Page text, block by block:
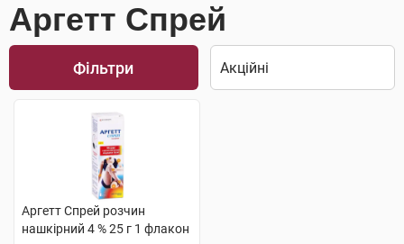
Аргетт Спрей
Фільтри
Аргетт Спрей розчин
нашкірний 4 % 25 г 1 флакон